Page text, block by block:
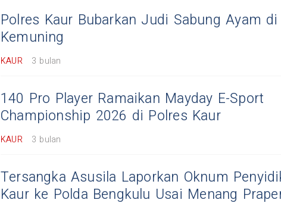
Polres Kaur Bubarkan Judi Sabung Ayam di
Kemuning
KAUR 3 bulan
140 Pro Player Ramaikan Mayday E-Sport
Championship 2026 di Polres Kaur
KAUR 3 bulan
Tersangka Asusila Laporkan Oknum
Kaur ke Polda Bengkulu Usai Menang